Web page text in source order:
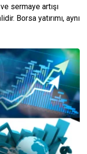
sermaye artışı
Borsa yatırımı, aynı